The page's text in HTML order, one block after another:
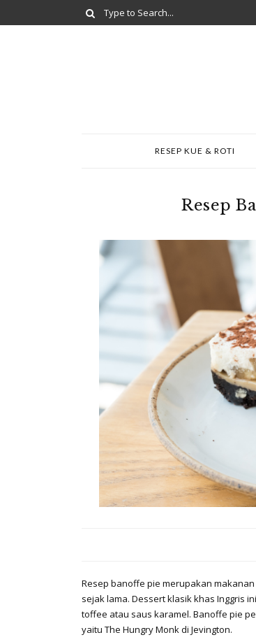
RESEP KUE & ROTI
Resep
Resep banoffe pie merupakan
sejak lama. Dessert klasik khas Inggris
toffee atau saus karamel. Banoffe pie
yaitu The Hungry Monk di Jevington.